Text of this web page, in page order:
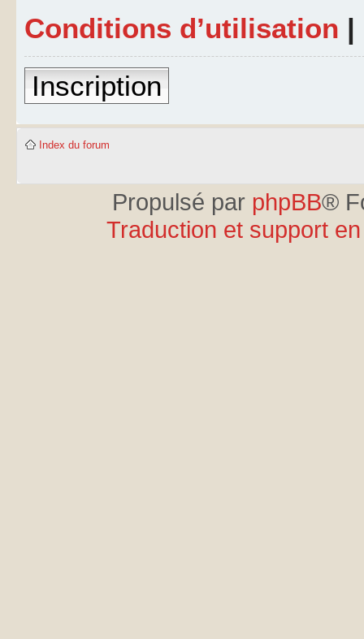
Conditions d’utilisation |
Inscription
Index du forum
Propulsé par phpBB®
Traduction et support